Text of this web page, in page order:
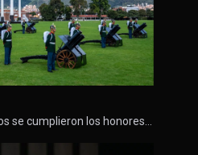
se cumplieron los honores…